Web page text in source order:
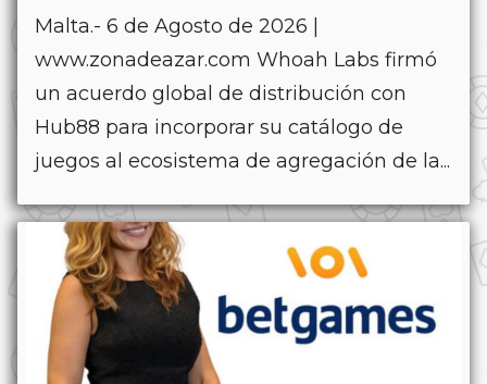
Malta.- 6 de Agosto de 2026 |
www.zonadeazar.com Whoah Labs firmó
un acuerdo global de distribución con
Hub88 para incorporar su catálogo de
juegos al ecosistema de agregación de la...